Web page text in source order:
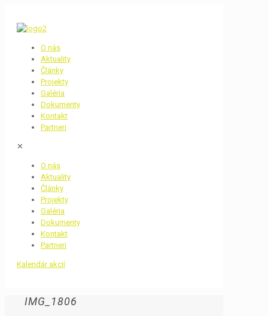
O nás
Aktuality
Články
Projekty
Galéria
Dokumenty
Kontakt
Partneri
✕
O nás
Aktuality
Články
Projekty
Galéria
Dokumenty
Kontakt
Partneri
Kalendár akcií
IMG_1806